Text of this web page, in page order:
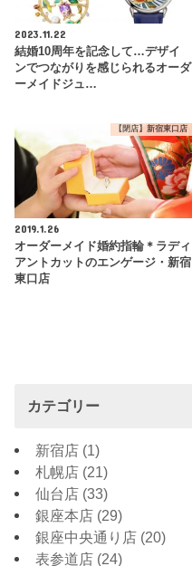
2023.11.22
結婚10周年を記念して…デザイ
ンでつながりを感じられるオーダ
ーメイドジュ…
【閉店】新宿東口店
2019.1.26
オーダーメイド婚約指輪＊ラディ
アントカットのエンゲージ・新宿
東口店
カテゴリー
新宿店 (1)
札幌店 (21)
仙台店 (33)
銀座本店 (29)
銀座中央通り店 (20)
表参道店 (24)